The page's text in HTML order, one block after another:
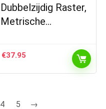
Dubbelzijdig Raster,
Metrische…
€37.95
4 5 →